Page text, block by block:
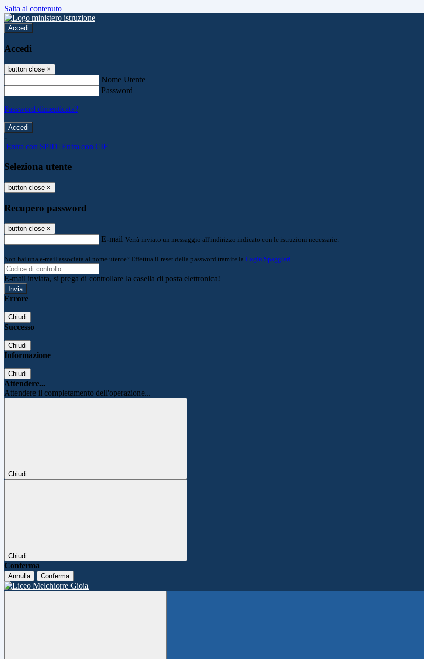
Salta al contenuto
Accedi
Accedi
button close ×
Nome Utente
Password
Password dimenticata?
-
Entra con SPID Entra con CIE
Seleziona utente
button close ×
Recupero password
button close ×
E-mail Verrà inviato un messaggio all'indirizzo indicato con le istruzioni necessarie.
Non hai una e-mail associata al nome utente? Effettua il reset della password tramite la Login Spaggiari
E-mail inviata, si prega di controllare la casella di posta elettronica!
Errore
Chiudi
Successo
Chiudi
Informazione
Chiudi
Attendere...
Attendere il completamento dell'operazione...
Chiudi
Chiudi
Conferma
Annulla Conferma